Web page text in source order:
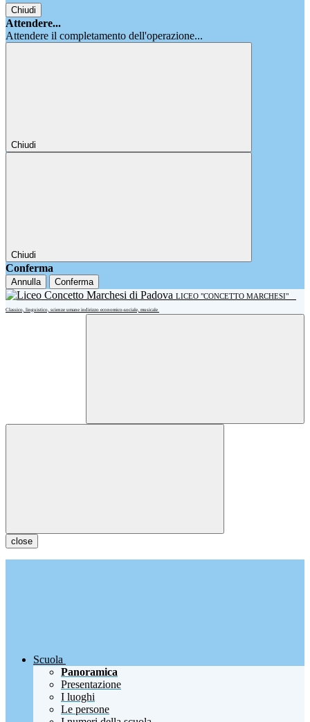
Chiudi
Attendere...
Attendere il completamento dell'operazione...
Chiudi
Chiudi
Conferma
Annulla Conferma
LICEO "CONCETTO MARCHESI"
Classico, linguistico, scienze umane indirizzo economico-sociale, musicale
close
Scuola
Panoramica
Presentazione
I luoghi
Le persone